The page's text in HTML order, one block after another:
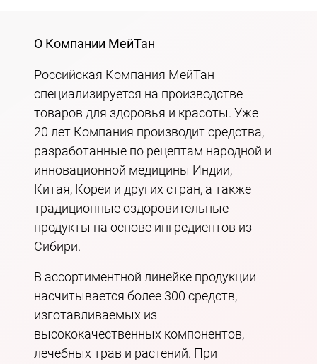
О Компании МейТан
Российская Компания МейТан
специализируется на производстве
товаров для здоровья и красоты. Уже
20 лет Компания производит средства,
разработанные по рецептам народной и
инновационной медицины Индии,
Китая, Кореи и других стран, а также
традиционные оздоровительные
продукты на основе ингредиентов из
Сибири.
В ассортиментной линейке продукции
насчитывается более 300 средств,
изготавливаемых из
высококачественных компонентов,
лечебных трав и растений. При